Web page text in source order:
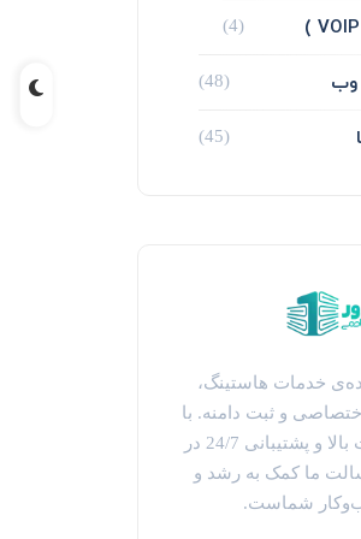
(4)
وب (48)
(45)
خدمات هاستینگ،
و ثبت دامنه. با
بهترین کیفیت، سرعت بالا و پشتیبانی 24/7 در
ما کمک به رشد و
شماست.